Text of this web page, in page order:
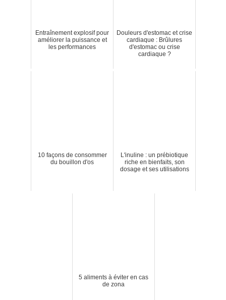
Entraînement explosif pour
améliorer la puissance et
les performances
Douleurs d'estomac et crise
cardiaque : Brûlures
d'estomac ou crise
cardiaque ?
10 façons de consommer
du bouillon d'os
L'inuline : un prébiotique
riche en bienfaits, son
dosage et ses utilisations
5 aliments à éviter en cas
de zona